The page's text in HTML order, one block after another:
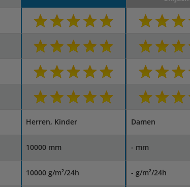
Herren, Kinder Damen
10000 mm - mm
10000 g/m²/24h - g/m²/24h